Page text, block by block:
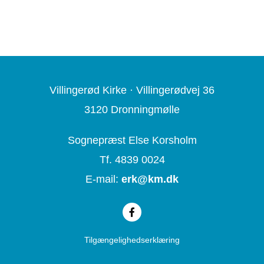
Villingerød Kirke · Villingerødvej 36
3120 Dronningmølle
Sognepræst Else Korsholm
Tf. 4839 0024
E-mail: erk@ km.dk
Tilgængelighedserklæring